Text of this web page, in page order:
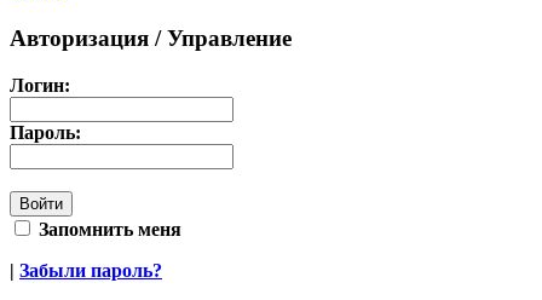
Авторизация / Управление
Логин:
Пароль:
Запомнить меня
| Забыли пароль?